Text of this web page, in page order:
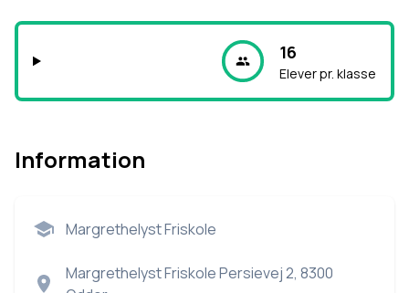
16
Elever pr. klasse
Information
Margrethelyst Friskole
Margrethelyst Friskole Persievej 2, 8300